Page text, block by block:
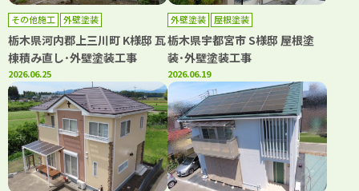
その他施工 外壁塗装
栃木県河内郡上三川町 K様邸 瓦
棟積み直し･外壁塗装工事
2026.06.25
外壁塗装 屋根塗装
栃木県宇都宮市 S様邸 屋根塗
装･外壁塗装工事
2026.06.19